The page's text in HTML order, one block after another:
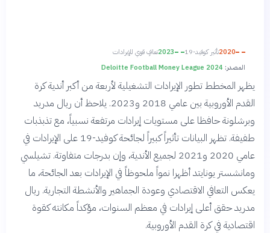
2020تأثير كوفيد-19 2023تعافٍ قوي للإيرادات
المصدر: Deloitte Football Money League 2024
يظهر المخطط تطور الإيرادات التشغيلية لأربعة من أكبر أندية كرة
القدم الأوروبية بين عامي 2018 و2023. يلاحظ أن ريال مدريد
وبرشلونة حافظا على مستويات إيرادات مرتفعة نسبياً، مع تذبذبات
طفيفة. تظهر البيانات تأثيراً كبيراً لجائحة كوفيد-19 على الإيرادات في
عامي 2020 و2021 لجميع الأندية، وإن بدرجات متفاوتة. تشيلسي
ومانشستر يونايتد أظهرا نمواً ملحوظاً في الإيرادات بعد الجائحة، ما
يعكس التعافي الاقتصادي وعودة الجماهير والأنشطة التجارية. ريال
مدريد حقق أعلى إيرادات في معظم السنوات، مؤكداً مكانته كقوة
اقتصادية في كرة القدم الأوروبية.